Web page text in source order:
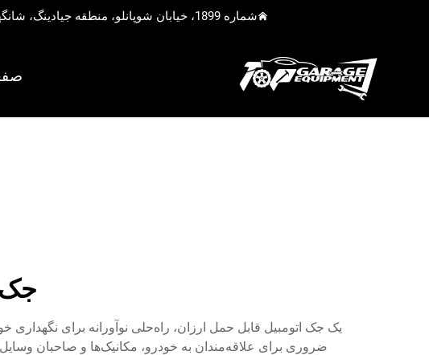
شماره 1899، خیابان شوپانلو، منطقه جیادینگ، شانگهای، چین
جک
یک جک اتومبیل قابل حمل ارزان، راه‌حلی نوآورانه برای
ضروری برای علاقه‌مندان به خودرو، مکانیک‌ها و صاحبان